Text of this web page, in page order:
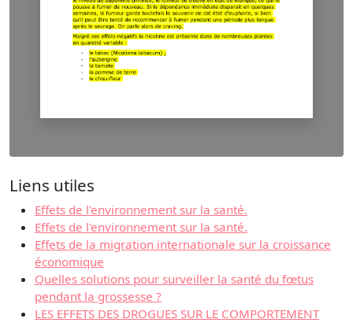
Liens utiles
Effets de l'environnement sur la santé.
Effets de l'environnement sur la santé.
Effets de la migration internationale sur la croissance
économique
Quelles solutions pour surveiller la santé du fœtus
pendant la grossesse ?
LES EFFETS DES DROGUES SUR LE COMPORTEMENT